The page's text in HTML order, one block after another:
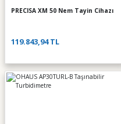
PRECISA XM 50 Nem Tayin Cihazı
119.843,94 TL